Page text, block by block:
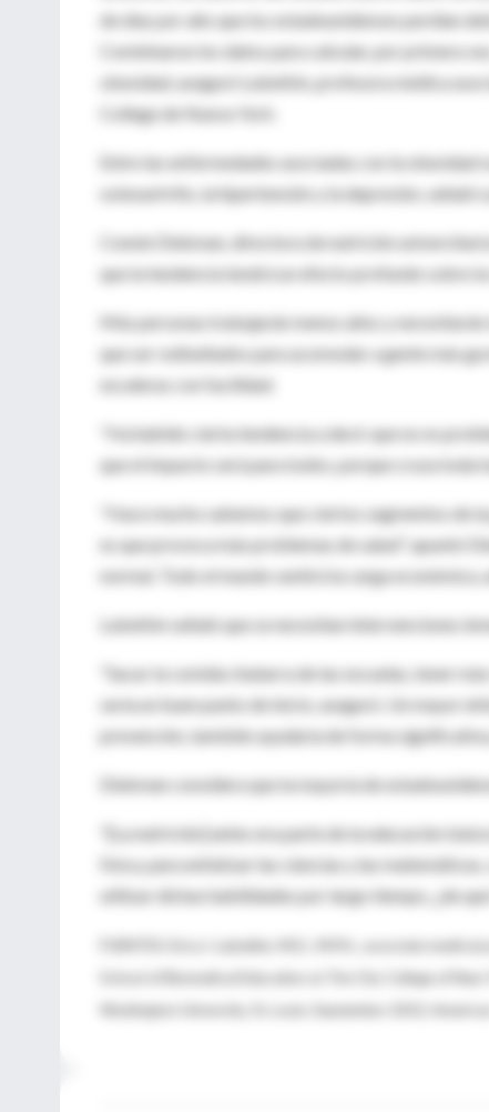
de días por año que los estadounidenses perdían
Combinaron los datos para calcular, por primera
obesidad, aseguró Lubetkin, profesora médica
College de Nueva York.
Entre las enfermedades asociadas con la
osteoartritis, la hipertensión y la depresión, señaló
Connie Diekman, directora de nutrición
que la tendencia tendrá un efecto profundo sobre
Más personas trabajarán menos años y
que ser rediseñados para acomodar a gente más
escaleras con facilidad.
"Ha habido cierta tendencia a decir que no es
que el impacto será para todos, porque cruza toda
"Hace mucho sabemos que ciertos segmentos de
es que provoca más problemas de salud", apuntó
normal. Todo el mundo sentirá la carga económica,
Lubetkin señaló que se necesitan intervenciones
"Sacar la comida chatarra de las escuelas, tener
sería un buen punto de inicio, aseguró. Un mayor
prevención, también ayudaría de forma
Diekman considera que la mayoría de
"[La nutrición] antes era parte de la educación
física, para enfatizar las ciencias y las
utilizar dichas habilidades por largo tiempo, ¿de qué
FUENTES: Erica I. Lubetkin, M.D., M.P.H., associate
School of Biomedical Education at The City College of
Washington University, St. Louis; September 2010,